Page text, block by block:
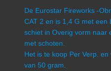
De Eurostar Fireworks -
CAT 2 en is 1,4 G met een
schiet in Overig vorm naar
met schoten.
Het is te koop Per Verp.
van 50 gram.